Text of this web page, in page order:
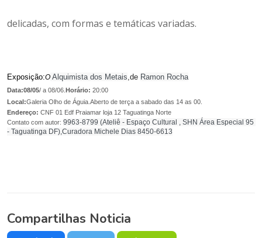
delicadas, com formas e temáticas variadas.
Exposição:O Alquimista dos Metais,de Ramon Rocha
Data:08/05/ a 08/06. Horário: 20:00
Local:Galeria Olho de Águia.Aberto de terça a sabado das 14 as 00.
Endereço: CNF 01 Edf Praiamar loja 12 Taguatinga Norte
Contato com autor: 9963-8799 (Ateliê - Espaço Cultural , SHN Área Especial 95
- Taguatinga DF),Curadora Michele Dias 8450-6613
Compartilhas Noticia